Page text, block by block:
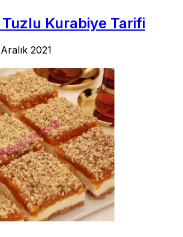
Tuzlu Kurabiye Tarifi
2021